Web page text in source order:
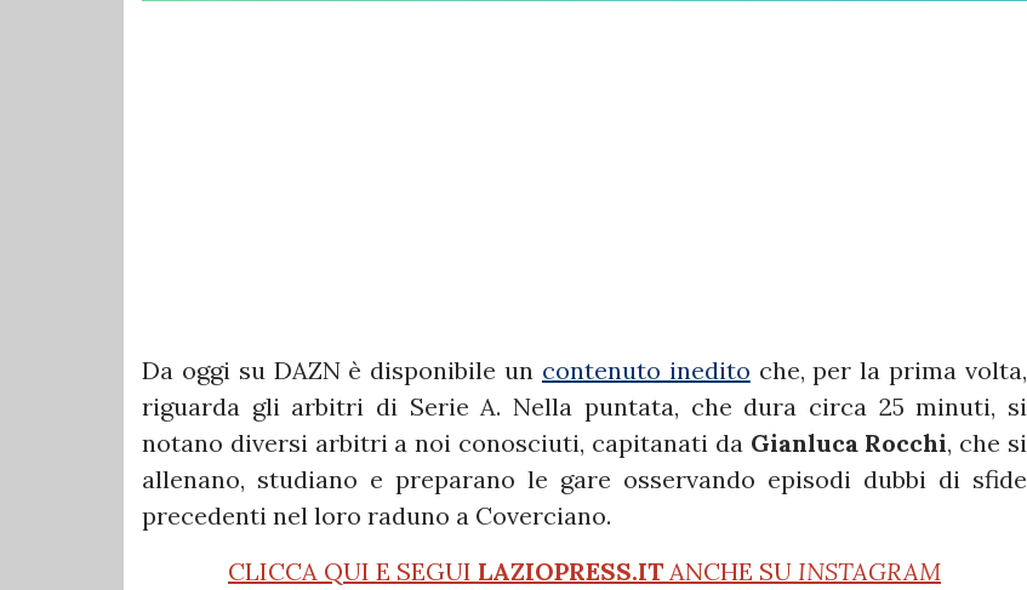
Da oggi su DAZN è disponibile un contenuto inedito che, per la prima volta,
riguarda gli arbitri di Serie A. Nella puntata, che dura circa 25 minuti, si
notano diversi arbitri a noi conosciuti, capitanati da Gianluca Rocchi, che si
allenano, studiano e preparano le gare osservando episodi dubbi di sfide
precedenti nel loro raduno a Coverciano.
CLICCA QUI E SEGUI LAZIOPRESS.IT ANCHE SU INSTAGRAM